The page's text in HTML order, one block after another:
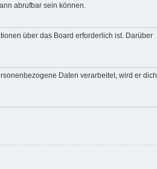
abrufbar sein können.
über das Board erforderlich ist. Darüber
Daten verarbeitet, wird er dich